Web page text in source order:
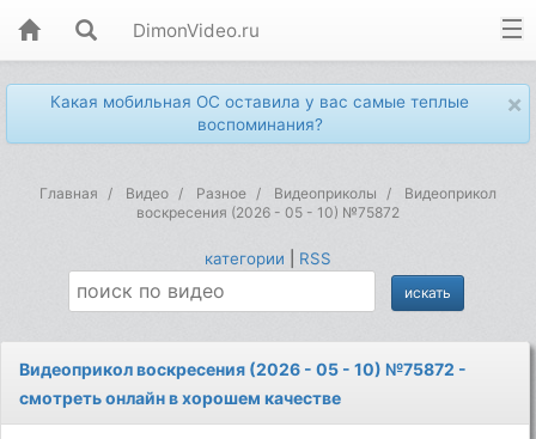
DimonVideo.ru
×
Какая мобильная ОС оставила у вас самые теплые
воспоминания?
Главная Видео Разное Видеоприколы
Видеоприкол
воскресения (2026 - 05 - 10) №75872
категории RSS
Видеоприкол воскресения (2026 - 05 - 10) №75872 -
смотреть онлайн в хорошем качестве